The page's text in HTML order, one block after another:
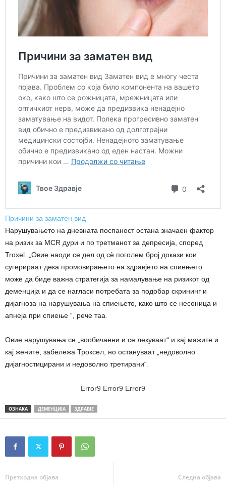
Причини за заматен вид
Нарушувањето на дневната поспаност остана значаен фактор
на ризик за MCR дури и по третманот за депресија, според
Troxel. „Овие наоди се дел од сè поголем број докази кои
сугерираат дека промовирањето на здравјето на спиењето
може да биде важна стратегија за намалување на ризикот од
деменција и да се нагласи потребата за подобар скрининг и
дијагноза на нарушувања на спиењето, како што се несоница и
апнеја при спиење “, рече таа.
Овие нарушувања се „вообичаени и се лекуваат“ и кај мажите и
кај жените, забележа Троксел, но остануваат „недоволно
дијагностицирани и недоволно третирани“.
Error9 Error9 Error9
ОЗНАКА ДЕМЕНЦИЈА ЗДРАВЈЕ
Претходна објава Следна објава